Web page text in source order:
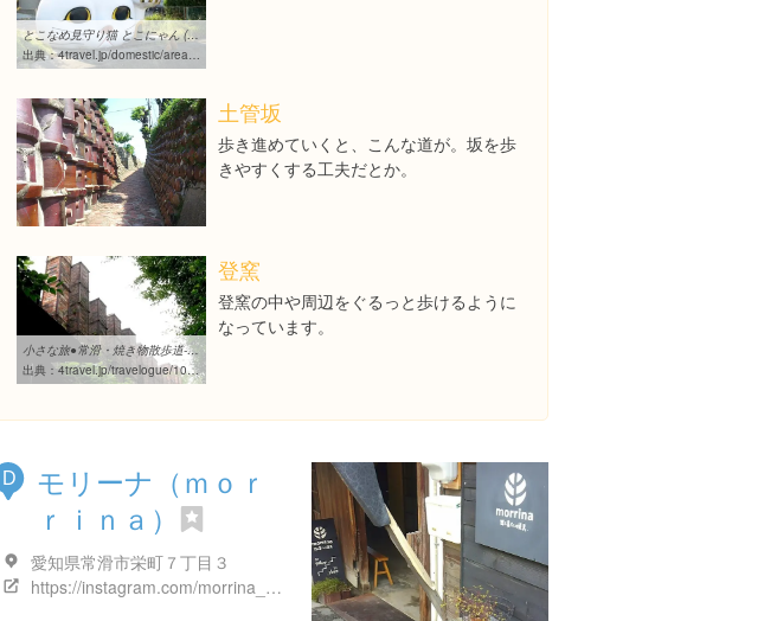
とこなめ見守り猫 とこにゃん (招き猫通り) [常滑・セントレア（中部 ...
出典：4travel.jp/domestic/area/toukai/aichi/chita/tokoname/hotplace/11360086
土管坂
歩き進めていくと、こんな道が。坂を歩
きやすくする工夫だとか。
小さな旅●常滑・焼き物散歩道-3（登り窯界隈）』 [常滑・セントレア ...
出典：4travel.jp/travelogue/10182229
登窯
登窯の中や周辺をぐるっと歩けるように
なっています。
D
モリーナ（ｍｏｒ
ｒｉｎａ）
愛知県常滑市栄町７丁目３
https://instagram.com/morrina_tokoname